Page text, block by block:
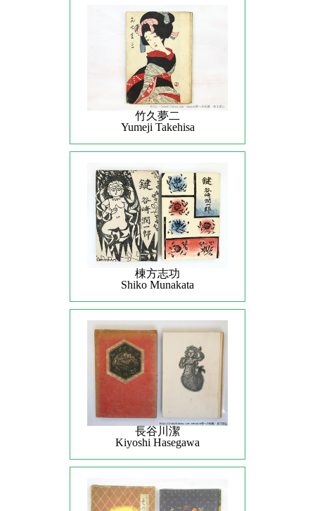
竹久夢二
Yumeji Takehisa
棟方志功
Shiko Munakata
長谷川潔
Kiyoshi Hasegawa